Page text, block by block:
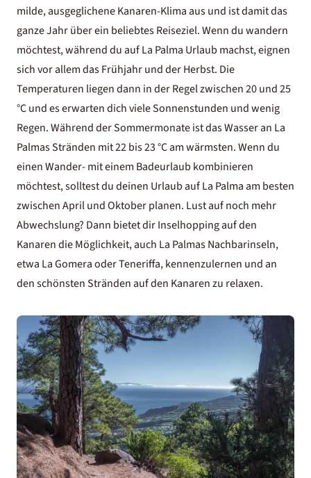
milde, ausgeglicheneKanaren-Klimaaus und ist damit das
ganze Jahr über ein beliebtes Reiseziel. Wenn du wandern
möchtest, während du auf La Palma Urlaub machst, eignen
sich vor allem das Frühjahr und der Herbst. Die
Temperaturen liegen dann in der Regel zwischen 20 und 25
°C und es erwarten dich viele Sonnenstunden und wenig
Regen. Während der Sommermonate ist das Wasser an La
Palmas Stränden mit 22 bis 23 °C am wärmsten. Wenn du
einen Wander- mit einem Badeurlaub kombinieren
möchtest, solltest du deinen Urlaub auf La Palma am besten
zwischen April und Oktober planen. Lust auf noch mehr
Abwechslung? Dann bietet dirInselhopping auf den
Kanarendie Möglichkeit, auch La Palmas Nachbarinseln,
etwa La Gomera oder Teneriffa, kennenzulernen und an
denschönsten Stränden auf den Kanarenzu relaxen.